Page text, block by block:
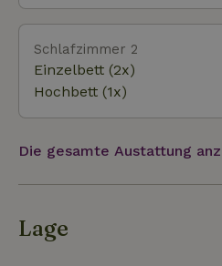
bekannt für ihren
entfernt. Die malerischen
Schoorl sind ebenfalls
bieten eine Reihe von
Kunstgalerien. Warum
Naturhäuschen
Schlafzimmer 2
Einzelbett (2x)
Hochbett (1x)
Die gesamte Austattung
Lage